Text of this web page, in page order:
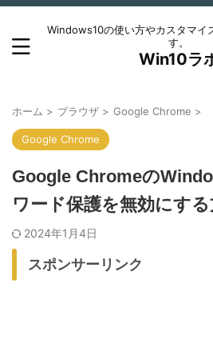
Windows10の使い方やカスタマイ
す。
Win10ラ
ホーム > ブラウザ > Google Chrome >
Google Chrome
Google Chromeの
ワード保護を無効にす
2024年1月4日
スポンサーリンク